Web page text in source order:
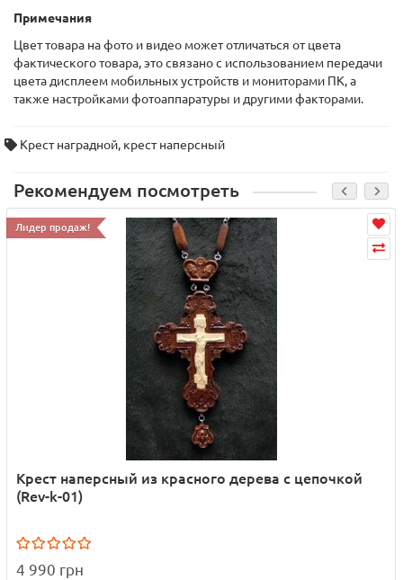
Примечания
Цвет товара на фото и видео может отличаться от цвета
фактического товара, это связано с использованием передачи
цвета дисплеем мобильных устройств и мониторами ПК, а
также настройками фотоаппаратуры и другими факторами.
Крест наградной, крест наперсный
Рекомендуем посмотреть
Лидер продаж!
Крест наперсный из красного дерева с цепочкой
(Rev-k-01)
4 990 грн